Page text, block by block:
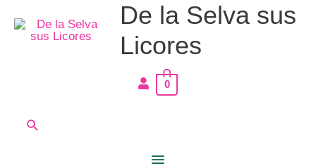
De la Selva sus
Licores
Menú
principal
Buscar
0